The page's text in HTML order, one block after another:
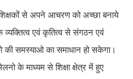
से अपने आचरण को अच्छा बनाये
एवं कृतित्व से संगठन एवं
समस्याओ का समाधान हो सकेगा।
के माध्यम से शिक्षा क्षेत्र में हुए